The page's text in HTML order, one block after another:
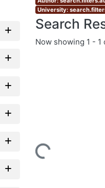
University:
Search
Now showing 1 - 1
Loading...